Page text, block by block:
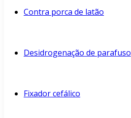
Contra porca de latão
Desidrogenação de parafuso
Fixador cefálico